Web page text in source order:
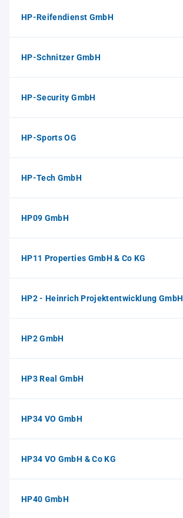
HP-Reifendienst GmbH
HP-Schnitzer GmbH
HP-Security GmbH
HP-Sports OG
HP-Tech GmbH
HP09 GmbH
HP11 Properties GmbH & Co KG
HP2 - Heinrich Projektentwicklung GmbH
HP2 GmbH
HP3 Real GmbH
HP34 VO GmbH
HP34 VO GmbH & Co KG
HP40 GmbH